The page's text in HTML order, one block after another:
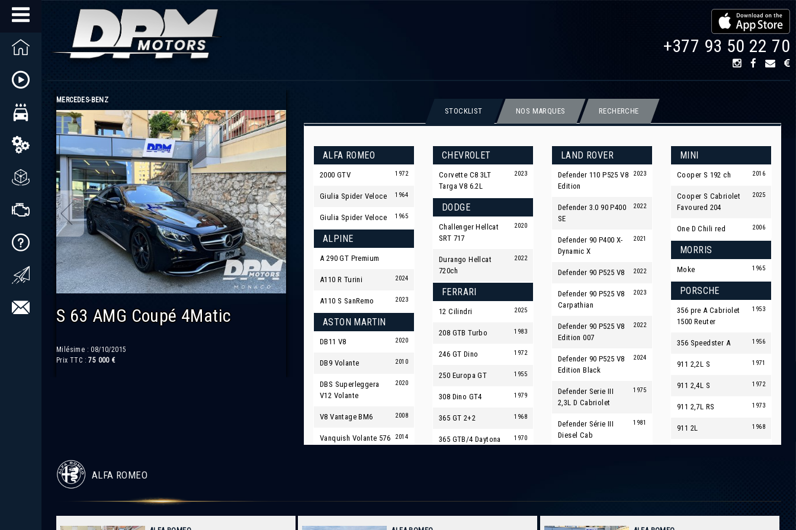
+377 93 50 22 70
ALFA ROMEO
2000 GTV
Milésime : 12/06/1972
Prix TTC :Nous Consulter
STOCKLIST NOS MARQUES RECHERCHE
ALFA ROMEO
2000 GTV 1972
Giulia Spider Veloce 1964
Giulia Spider Veloce 1965
ALPINE
A 290 GT Premium
A110 R Turini 2024
A110 S SanRemo 2023
ASTON MARTIN
DB11 V8 2020
DB9 Volante 2010
DBS Superleggera
V12 Volante
2020
V8 Vantage BM6 2008
Vanquish Volante 576
2014
S Tronic
CHEVROLET
Corvette C8 3LT
Targa V8 6.2L
2023
DODGE
Challenger Hellcat
SRT 717
2020
Durango Hellcat
720ch
2022
FERRARI
12 Cilindri 2025
208 GTB Turbo 1983
246 GT Dino 1972
250 Europa GT 1955
308 Dino GT4 1979
365 GT 2+2 1968
365 GTB/4 Daytona 1970
550 Maranello 1998
LAND ROVER
Defender 110 P525 V8
Edition
2023
Defender 3.0 90 P400
SE
2022
Defender 90 P400 X-
Dynamic X
2021
Defender 90 P525 V8 2022
Defender 90 P525 V8
Carpathian
2023
Defender 90 P525 V8
Edition 007
2022
Defender 90 P525 V8
Edition Black
2024
Defender Serie III
2,3L D Cabriolet
1975
Defender Série III
Diesel Cab
1981
SWB Autobiography
MINI
Cooper S 192 ch 2016
Cooper S Cabriolet
Favoured 204
2025
One D Chili red 2006
MORRIS
Moke 1965
PORSCHE
356 pre A Cabriolet
1500 Reuter
1953
356 Speedster A 1956
911 2,2L S 1971
911 2,4L S 1972
911 2,7L RS 1973
911 2L 1968
991 Turbo S PDK 560 2015
ALFA ROMEO